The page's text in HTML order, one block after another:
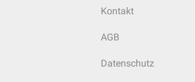
Kontakt
AGB
Datenschutz